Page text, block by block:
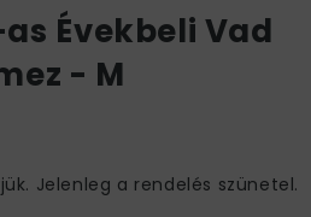
Évekbeli Vad
- M
Jelenleg a rendelés szünetel.